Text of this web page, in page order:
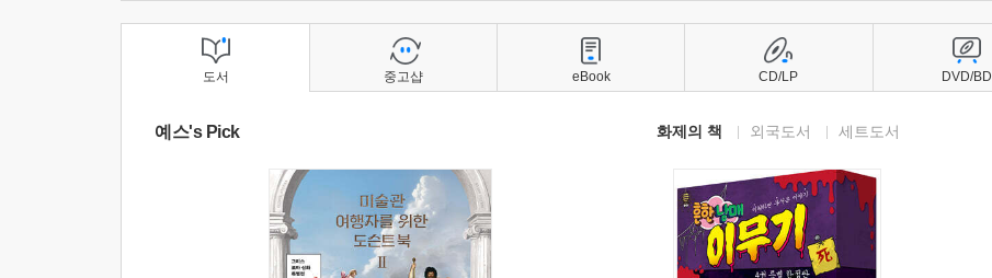
도서
예스's Pick 화제의 책 외국도서 세트도서
중고샵 eBook CD/LP DVD/BD